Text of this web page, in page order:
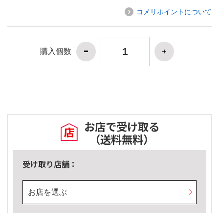
コメリポイントについて
購入個数
お店で受け取る
（送料無料）
受け取り店舗：
お店を選ぶ